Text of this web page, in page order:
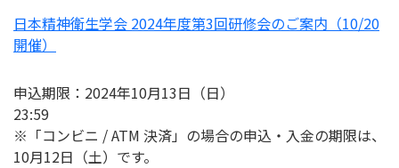
日本精神衛生学会 2024年度第3回研修会のご案内（10/20
開催）
申込期限：2024年10月13日（日）
※「コンビニ / ATM 決済」の場合の申込・入金の期限は、
10月12日（土）です。